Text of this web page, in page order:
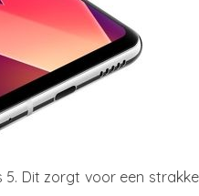
Dit zorgt voor een